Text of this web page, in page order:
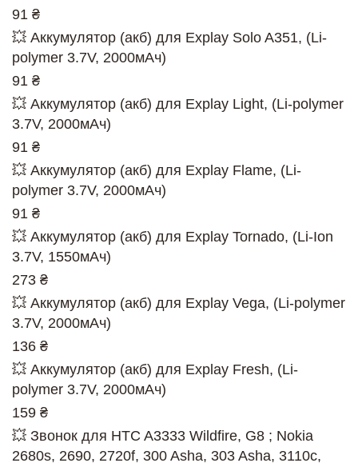
91 ₴
💥 Аккумулятор (акб) для Explay Solo A351, (Li-
polymer 3.7V, 2000мАч)
91 ₴
💥 Аккумулятор (акб) для Explay Light, (Li-polymer
3.7V, 2000мАч)
91 ₴
💥 Аккумулятор (акб) для Explay Flame, (Li-
polymer 3.7V, 2000мАч)
91 ₴
💥 Аккумулятор (акб) для Explay Tornado, (Li-Ion
3.7V, 1550мАч)
273 ₴
💥 Аккумулятор (акб) для Explay Vega, (Li-polymer
3.7V, 2000мАч)
136 ₴
💥 Аккумулятор (акб) для Explay Fresh, (Li-
polymer 3.7V, 2000мАч)
159 ₴
💥 Звонок для HTC A3333 Wildfire, G8 ; Nokia
2680s, 2690, 2720f, 300 Asha, 303 Asha, 3110c,